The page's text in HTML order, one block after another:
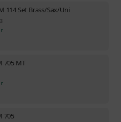
114 Set Brass/Sax/Uni
705 MT
705